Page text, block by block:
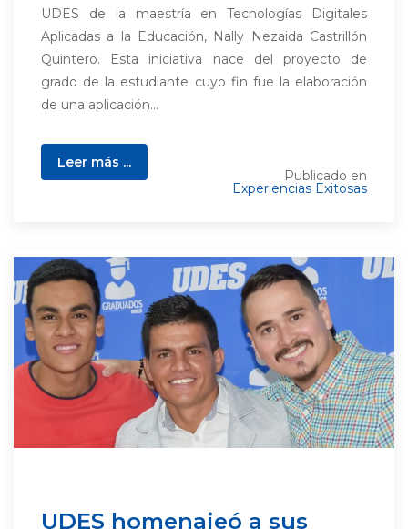
UDES de la maestría en Tecnologías Digitales
Aplicadas a la Educación, Nally Nezaida Castrillón
Quintero. Esta iniciativa nace del proyecto de
grado de la estudiante cuyo fin fue la elaboración
de una aplicación...
Leer más ...
Publicado en
Experiencias Exitosas
UDES homenajeó a sus